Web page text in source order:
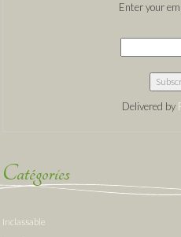
Enter your
Delivered by
Catégories
Inclassable